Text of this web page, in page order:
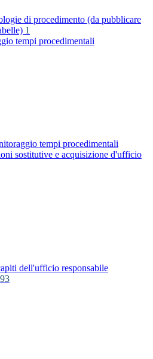
di procedimento (da pubblicare
1
tempi procedimentali
tempi procedimentali
sostitutive e acquisizione d'ufficio
dell'ufficio responsabile